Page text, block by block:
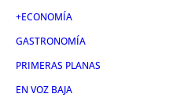
+ECONOMÍA
GASTRONOMÍA
PRIMERAS PLANAS
EN VOZ BAJA